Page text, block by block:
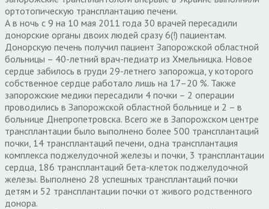
ортотопическую трансплантацию печени.
А в ночь с 9 на 10 мая 2011 года 30 врачей пересадили
донорские органы двоих людей сразу 6(!) пациентам.
Донорскую печень получил пациент Запорожской областной
больницы – 40-летний врач-педиатр из Хмельницка. Новое
сердце забилось в груди 29-летнего запорожца, у которого
собственное сердце работало лишь на 17–20 %. Также
запорожские медики пересадили 4 почки – 2 операции
проводились в Запорожской областной больнице и 2 – в
больнице Днепропетровска. Всего же в Запорожском центре
трансплантации было выполнено более 500 трансплантаций
почки, 14 трансплантаций печени, одна трансплантация
комплекса поджелудочной железы и почки, 3 трансплантации
сердца, 186 трансплантаций бета-клеток поджелудочной
железы. Выполнено 28 успешных трансплантаций почки
детям и 52 трансплантации почки от живого родственного
донора.